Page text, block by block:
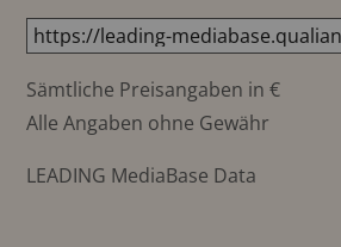
Sämtliche Preisangaben in €
Alle Angaben ohne Gewähr
LEADING MediaBase Data